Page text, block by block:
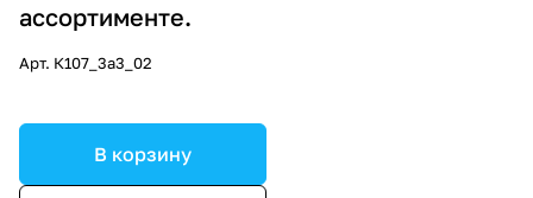
ассортименте.
Арт. К107_3а3_02
В корзину